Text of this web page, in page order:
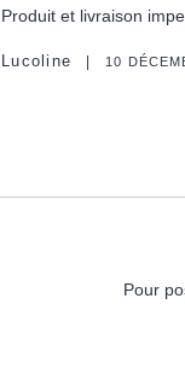
Produit et livraison
Lucoline 10
Pour